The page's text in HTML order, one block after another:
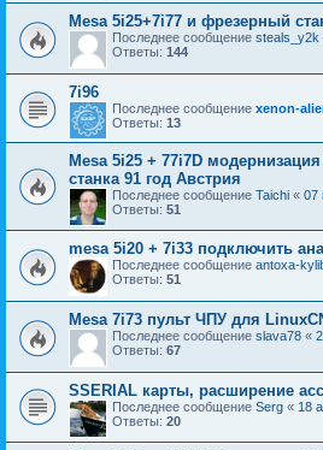
Mesa 5i25+7i77 и фрезерный
Последнее сообщение steals_y2k
Ответы: 144
7i96
Последнее сообщение xenon-
Ответы: 13
Mesa 5i25 + 77i7D
станка 91 год Австрия
Последнее сообщение Taichi « 07
Ответы: 51
mesa 5i20 + 7i33 подключить
Последнее сообщение antoxa-
Ответы: 51
Mesa 7i73 пульт ЧПУ для
Последнее сообщение slava78 «
Ответы: 67
SSERIAL карты, расширение
Последнее сообщение Serg « 18
Ответы: 20